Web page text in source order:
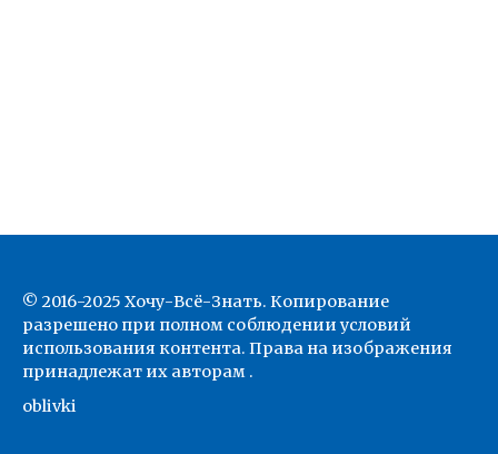
© 2016-2025 Хочу-Всё-Знать. Копирование
разрешено при полном соблюдении условий
использования контента. Права на изображения
принадлежат их авторам .
oblivki